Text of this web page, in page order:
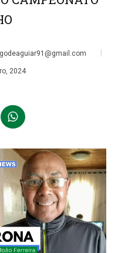
2024